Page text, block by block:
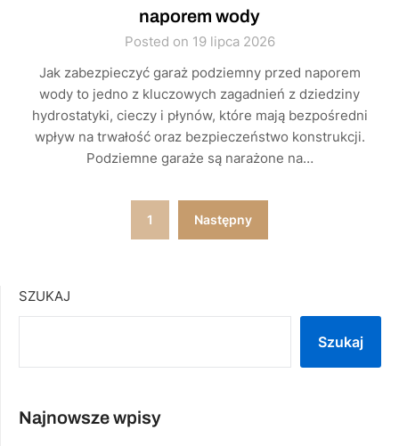
naporem wody
Posted on 19 lipca 2026
Jak zabezpieczyć garaż podziemny przed naporem
wody to jedno z kluczowych zagadnień z dziedziny
hydrostatyki, cieczy i płynów, które mają bezpośredni
wpływ na trwałość oraz bezpieczeństwo konstrukcji.
Podziemne garaże są narażone na…
1 Następny
SZUKAJ
Szukaj
Najnowsze wpisy